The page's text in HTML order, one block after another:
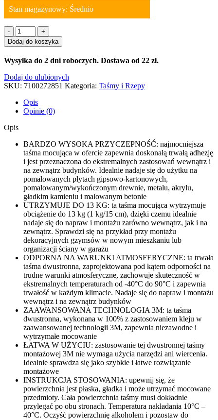
Stan magazynowy: Średnio
ilość
PT
1100-
1930-
F
Taśma
dwustronna
montażowa
ekstremalna
19mm
3m
Dodaj do koszyka
Wysyłka do 2 dni roboczych. Dostawa od 22 zł.
Dodaj do ulubionych
SKU: 7100272851 Kategoria: Taśmy i Rzepy
Opis
Opinie (0)
Opis
BARDZO WYSOKA PRZYCZEPNOŚĆ: najmocniejsza
taśma mocująca w ofercie zapewnia doskonałą trwałą adhezję
i jest przeznaczona do ekstremalnych zastosowań wewnątrz i
na zewnątrz budynków. Idealnie nadaje się do użytku na
pomalowanych płytach gipsowo-kartonowych,
pomalowanym/wykończonym drewnie, metalu, akrylu,
gładkim kamieniu i malowanym betonie
UTRZYMUJE DO 13 KG: ta taśma mocująca wytrzymuje
obciążenie do 13 kg (1 kg/15 cm), dzięki czemu idealnie
nadaje się do napraw i montażu zarówno wewnątrz, jak i na
zewnątrz. Sprawdzi się na przykład przy montażu
dekoracyjnych gzymsów w nowym mieszkaniu lub
organizacji ściany w garażu
ODPORNA NA WARUNKI ATMOSFERYCZNE: ta trwała
taśma dwustronna, zaprojektowana pod kątem odporności na
trudne warunki atmosferyczne, zachowuje skuteczność w
ekstremalnych temperaturach od -40°C do 90°C i zapewnia
trwałość w każdym klimacie. Nadaje się do napraw i montażu
wewnątrz i na zewnątrz budynków
ZAAWANSOWANA TECHNOLOGIA 3M: ta taśma
dwustronna, wykonana w 100% z zastosowaniem kleju w
zaawansowanej technologii 3M, zapewnia niezawodne i
wytrzymałe mocowanie
ŁATWA W UŻYCIU: zastosowanie tej dwustronnej taśmy
montażowej 3M nie wymaga użycia narzędzi ani wiercenia.
Idealnie sprawdza się jako szybkie i łatwe rozwiązanie
montażowe
INSTRUKCJA STOSOWANIA: upewnij się, że
powierzchnia jest płaska, gładka i może utrzymać mocowane
przedmioty. Cała powierzchnia taśmy musi dokładnie
przylegać po obu stronach. Temperatura nakładania 10°C –
40°C. Oczyść powierzchnię alkoholem i pozostaw do